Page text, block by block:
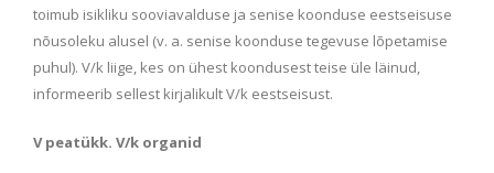
toimub isikliku sooviavalduse ja senise koonduse eestseisuse
nõusoleku alusel (v. a. senise koonduse tegevuse lõpetamise
puhul). V/k liige, kes on ühest koondusest teise üle läinud,
informeerib sellest kirjalikult V/k eestseisust.
V peatükk. V/k organid